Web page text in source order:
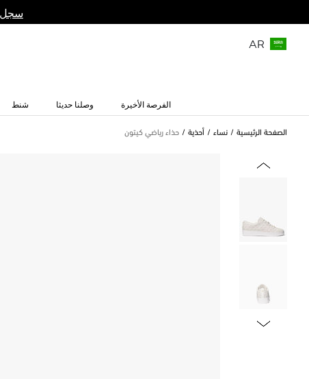
سجل
AR
الفرصة الأخيرة وصلنا حديثا شنط
الصفحة الرئيسية نساء أحذية حذاء رياضي كيتون